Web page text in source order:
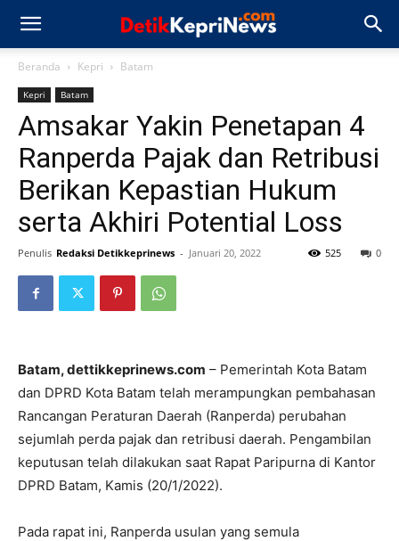
Beranda Kepri Batam
Kepri Batam
Amsakar Yakin Penetapan 4
Ranperda Pajak dan Retribusi
Berikan Kepastian Hukum
serta Akhiri Potential Loss
Penulis Redaksi Detikkeprinews - Januari 20, 2022 0
525
Batam, dettikkeprinews.com – Pemerintah Kota Batam
dan DPRD Kota Batam telah merampungkan pembahasan
Rancangan Peraturan Daerah (Ranperda) perubahan
sejumlah perda pajak dan retribusi daerah. Pengambilan
keputusan telah dilakukan saat Rapat Paripurna di Kantor
DPRD Batam, Kamis (20/1/2022).
Pada rapat ini, Ranperda usulan yang semula